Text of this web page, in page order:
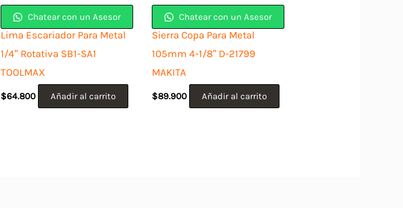
Chatear con un Asesor
Lima Escariador Para Metal
1/4″ Rotativa SB1-SA1
TOOLMAX
$64.800 Añadir al carrito
Chatear con un Asesor
Sierra Copa Para Metal
105mm 4-1/8″ D-21799
MAKITA
$89.900 Añadir al carrito